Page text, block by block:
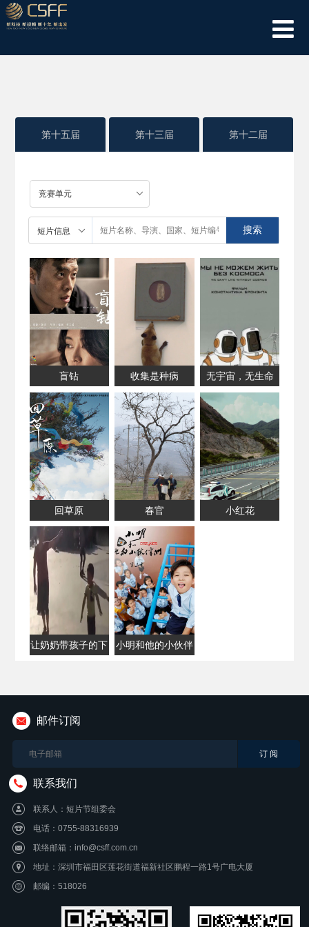
第十五届 第十三届 第十二届
盲钻 收集是种病 无宇宙，无生命
回草原 春官 小红花
让奶奶带孩子的下
小明和他的小伙伴
邮件订阅
联系我们
联系人：短片节组委会
电话：0755-88316939
联络邮箱：info@csff.com.cn
地址：深圳市福田区莲花街道福新社区鹏程一路1号广电大厦
邮编：518026